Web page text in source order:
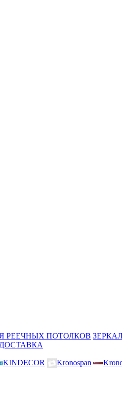
РЕЕЧНЫХ ПОТОЛКОВ
ДОСТАВКА
KINDECOR Kronospan